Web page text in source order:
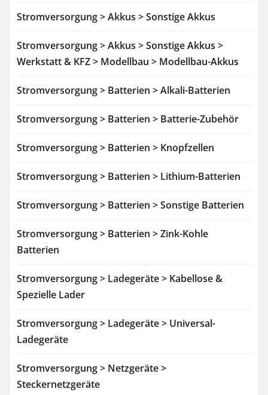
Stromversorgung > Akkus > Sonstige Akkus
Stromversorgung > Akkus > Sonstige Akkus >
Werkstatt & KFZ > Modellbau > Modellbau-Akkus
Stromversorgung > Batterien > Alkali-Batterien
Stromversorgung > Batterien > Batterie-Zubehör
Stromversorgung > Batterien > Knopfzellen
Stromversorgung > Batterien > Lithium-Batterien
Stromversorgung > Batterien > Sonstige Batterien
Stromversorgung > Batterien > Zink-Kohle
Batterien
Stromversorgung > Ladegeräte > Kabellose &
Spezielle Lader
Stromversorgung > Ladegeräte > Universal-
Ladegeräte
Stromversorgung > Netzgeräte >
Steckernetzgeräte